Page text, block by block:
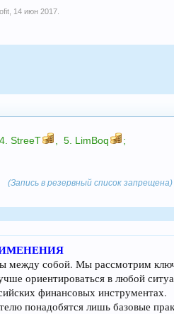
14 июн 2017
4.StreeT 5. LimBoq
;
(Запись в резервный список запрещена)
между собой. Мы рассмотрим
ориентироваться в любой
финансовых инструментах.
понадобятся лишь базовые